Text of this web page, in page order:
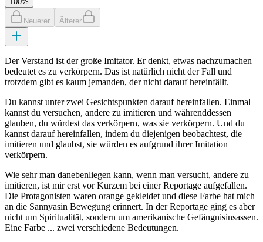
Neuerer Älterer
Der Verstand ist der große Imitator. Er denkt, etwas nachzumachen
bedeutet es zu verkörpern. Das ist natürlich nicht der Fall und
trotzdem gibt es kaum jemanden, der nicht darauf hereinfällt.
Du kannst unter zwei Gesichtspunkten darauf hereinfallen. Einmal
kannst du versuchen, andere zu imitieren und währenddessen
glauben, du würdest das verkörpern, was sie verkörpern. Und du
kannst darauf hereinfallen, indem du diejenigen beobachtest, die
imitieren und glaubst, sie würden es aufgrund ihrer Imitation
verkörpern.
Wie sehr man danebenliegen kann, wenn man versucht, andere zu
imitieren, ist mir erst vor Kurzem bei einer Reportage aufgefallen.
Die Protagonisten waren orange gekleidet und diese Farbe hat mich
an die Sannyasin Bewegung erinnert. In der Reportage ging es aber
nicht um Spiritualität, sondern um amerikanische Gefängnisinsassen.
Eine Farbe ... zwei verschiedene Bedeutungen.